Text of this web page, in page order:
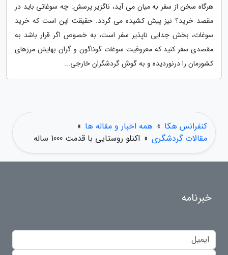
هرگاه سخن از سفر به میان می آید، ناگزیر پرسش: چه سوغاتی باید در
مقصد خرید؟ نیز پیش کشیده می گردد. حقیقت این است که خرید
سوغات، بخش جدایی ناپذیر سفر است، به خصوص اگر قرار باشد به
مقصدی سفر کنید که معروفیت سوغات گوناگون و گران بهایش مرزهای
کشورمان را درنوردیده و به گوش گردشگران خارجی...
کنفرانس هکا » همه اخبار و مقاله ها »
مقالات گردشگری » اکنلو روستایی با قدمت 1000 ساله
خبرنامه